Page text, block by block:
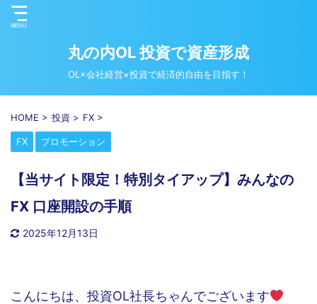
丸の内OL 投資で資産形成
OL×会社経営×投資で経済的自由を目指す！
HOME > 投資 > FX >
FX プロモーション
【当サイト限定！特別タイアップ】みんなの
FX 口座開設の手順
2025年12月13日
こんにちは、投資OL社長ちゃんでございます